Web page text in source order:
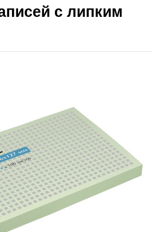
с липким